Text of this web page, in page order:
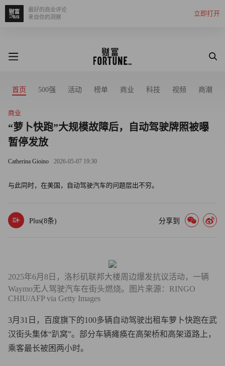
立即打开
最好的商业评论
来自你的洞察
首页 500强 活动 榜单 商业 科技 视频 商潮
商业
“萝卜快跑”大规模故障后，自动驾驶牌照被曝
暂停发放
Catherina Gioino 2026-05-07 19:30
与此同时，在美国，自动驾驶汽车的问题层出不穷。
Plus(8条) 分享到
2025年6月8日，洛杉矶联邦大楼周边爆发抗议活动，一辆
Waymo无人驾驶汽车在街头燃烧。图片来源：RINGO
CHIU/AFP via Getty Images
3月31日，百度旗下的100多辆自动驾驶出租车萝卜快跑在武
汉街头集体“趴窝”。部分车辆瘫痪在高架桥和高架道路上，
乘客最长被困两小时。